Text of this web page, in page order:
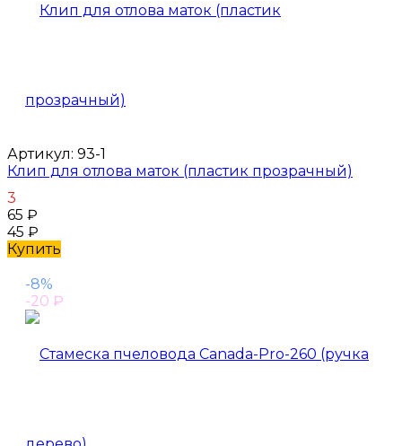
Артикул: 93-1
Клип для отлова маток (пластик прозрачный)
3
65 ₽
45 ₽
Купить
-8%
-20 ₽